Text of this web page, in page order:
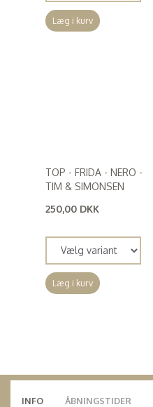
Læg i kurv
TOP - FRIDA - NERO -
TIM & SIMONSEN
250,00 DKK
Læg i kurv
INFO ÅBNINGSTIDER